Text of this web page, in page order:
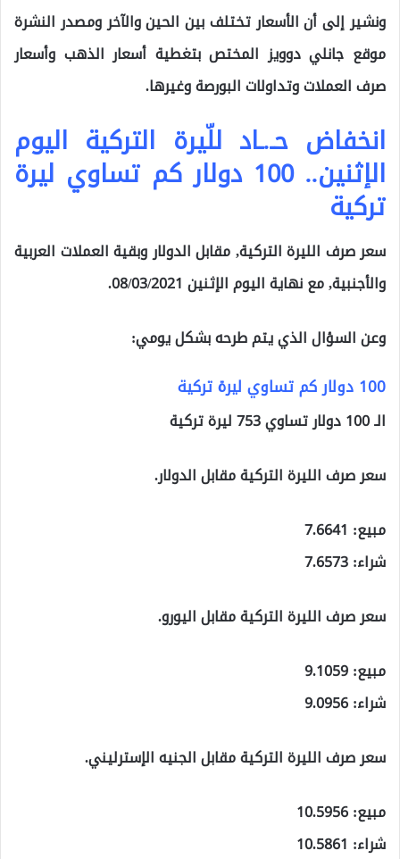
ونشير إلى أن الأسعار تختلف بين الحين والآخر ومصدر النشرة
موقع جانلي دوويز المختص بتغطية أسعار الذهب وأسعار
صرف العملات وتداولات البورصة وغيرها.
انخفاض حـ.ـاد للّيرة التركية اليوم
الإثنين.. 100 دولار كم تساوي ليرة
تركية
سعر صرف الليرة التركية, مقابل الدولار وبقية العملات العربية
والأجنبية, مع نهاية اليوم الإثنين 08/03/2021.
وعن السؤال الذي يتم طرحه بشكل يومي:
100 دولار كم تساوي ليرة تركية
الـ 100 دولار تساوي 753 ليرة تركية
سعر صرف الليرة التركية مقابل الدولار.
مبيع: 7.6641
شراء: 7.6573
سعر صرف الليرة التركية مقابل اليورو.
مبيع: 9.1059
شراء: 9.0956
سعر صرف الليرة التركية مقابل الجنيه الإسترليني.
مبيع: 10.5956
شراء: 10.5861